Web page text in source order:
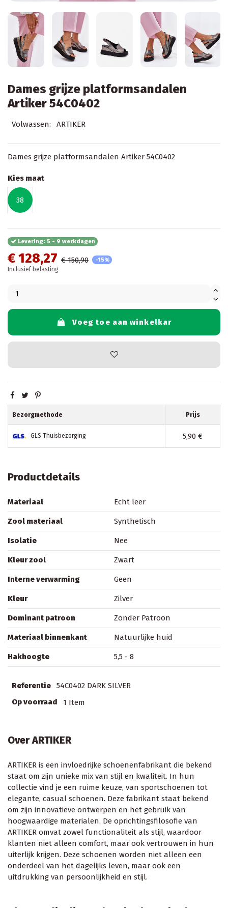
Dames grijze platformsandalen
Artiker 54C0402
Volwassen: ARTIKER
Dames grijze platformsandalen Artiker 54C0402
Kies maat
38
Levering: 5 - 9 werkdagen
€ 128,27 € 150,90
-15%
Inclusief belasting
Voeg toe aan winkelkar
Bezorgmethode Prijs
GLS Thuisbezorging 5,90 €
Productdetails
Materiaal Echt leer
Zool materiaal Synthetisch
Isolatie Nee
Kleur zool Zwart
Interne verwarming Geen
Kleur Zilver
Dominant patroon Zonder Patroon
Materiaal binnenkant Natuurlijke huid
Hakhoogte 5,5 - 8
Referentie
54C0402 DARK SILVER
Op voorraad
1 Item
Over ARTIKER
ARTIKER is een invloedrijke schoenenfabrikant die bekend
staat om zijn unieke mix van stijl en kwaliteit. In hun
collectie vind je een ruime keuze, van sportschoenen tot
elegante, casual schoenen. Deze fabrikant staat bekend
om zijn innovatieve ontwerpen en het gebruik van
hoogwaardige materialen. De oprichtingsfilosofie van
ARTIKER omvat zowel functionaliteit als stijl, waardoor
klanten niet alleen comfort, maar ook vertrouwen in hun
uiterlijk krijgen. Deze schoenen worden niet alleen een
onderdeel van het dagelijks leven, maar ook een
uitdrukking van persoonlijkheid en stijl.